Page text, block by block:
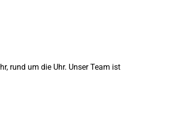
rund um die Uhr. Unser Team ist